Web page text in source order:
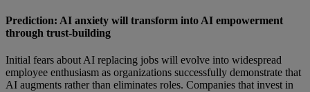
Prediction: AI anxiety will transform into AI empowerment
through trust-building
Initial fears about AI replacing jobs will evolve into widespread
employee enthusiasm as organizations successfully demonstrate that
AI augments rather than eliminates roles. Companies that invest in